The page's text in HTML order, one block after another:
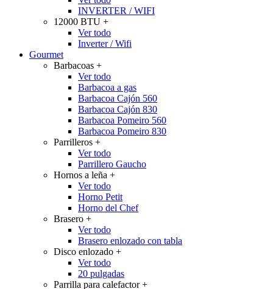
INVERTER / WIFI
12000 BTU +
Ver todo
Inverter / Wifi
Gourmet
Barbacoas +
Ver todo
Barbacoa a gas
Barbacoa Cajón 560
Barbacoa Cajón 830
Barbacoa Pomeiro 560
Barbacoa Pomeiro 830
Parrilleros +
Ver todo
Parrillero Gaucho
Hornos a leña +
Ver todo
Horno Petit
Horno del Chef
Brasero +
Ver todo
Brasero enlozado con tabla
Disco enlozado +
Ver todo
20 pulgadas
Parrilla para calefactor+